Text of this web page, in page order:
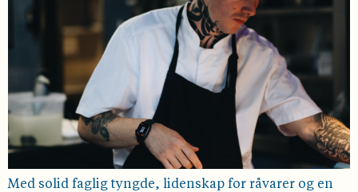
Med solid faglig tyngde, lidenskap for råvarer og en